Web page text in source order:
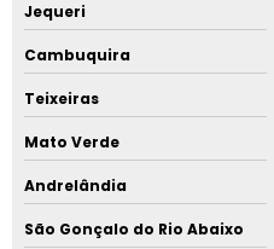
Jequeri
Cambuquira
Teixeiras
Mato Verde
Andrelândia
São Gonçalo do Rio Abaixo